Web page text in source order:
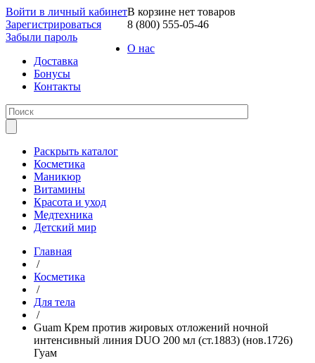
Войти в личный кабинет
Зарегистрироваться
Забыли пароль
В корзине нет товаров
8 (800) 555-05-46
О нас
Доставка
Бонусы
Контакты
Раскрыть каталог
Косметика
Маникюр
Витамины
Красота и уход
Медтехника
Детский мир
Главная
/
Косметика
/
Для тела
/
Guam Крем против жировых отложений ночной
интенсивный линия DUO 200 мл (ст.1883) (нов.1726)
Гуам